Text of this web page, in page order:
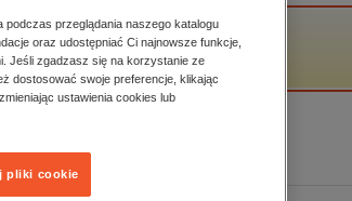
przeglądania naszego katalogu
oraz udostępniać Ci najnowsze funkcje,
Jeśli zgadzasz się na korzystanie ze
dostosować swoje preferencje, klikając
ustawienia cookies lub
pliki cookie